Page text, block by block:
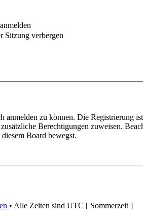
Sitzung verbergen
anmelden zu können. Die
Berechtigungen zuweisen.
Board bewegst.
• Alle Zeiten sind UTC [ Sommerzeit ]